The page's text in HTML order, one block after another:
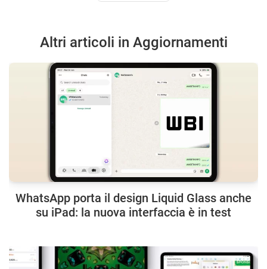
Altri articoli in Aggiornamenti
WhatsApp porta il design Liquid Glass anche
su iPad: la nuova interfaccia è in test